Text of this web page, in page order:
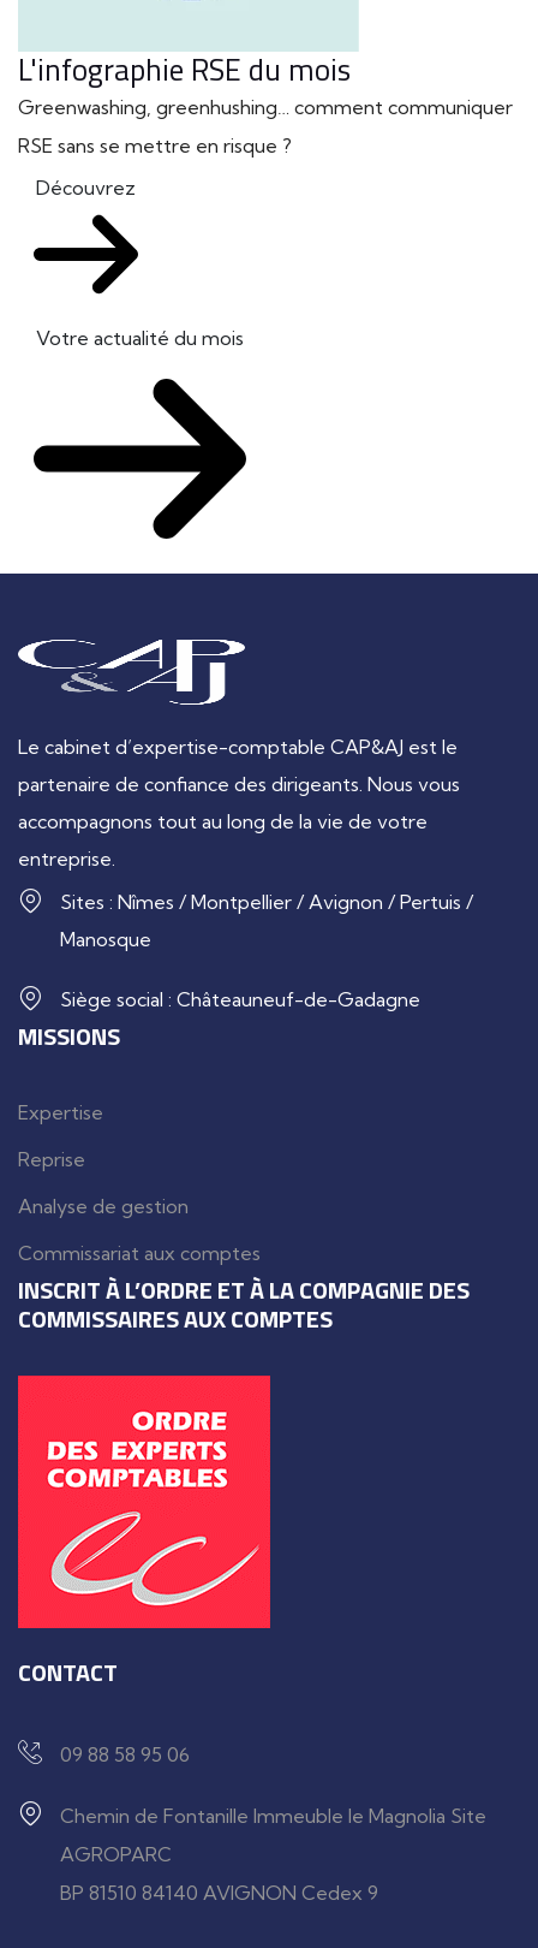
L'infographie RSE du mois
Greenwashing, greenhushing… comment communiquer
RSE sans se mettre en risque ?
Découvrez
Votre actualité du mois
Le cabinet d’expertise-comptable CAP&AJ est le
partenaire de confiance des dirigeants. Nous vous
accompagnons tout au long de la vie de votre
entreprise.
Sites : Nîmes / Montpellier / Avignon / Pertuis /
Manosque
Siège social : Châteauneuf-de-Gadagne
MISSIONS
Expertise
Reprise
Analyse de gestion
Commissariat aux comptes
INSCRIT À L’ORDRE ET À LA COMPAGNIE DES
COMMISSAIRES AUX COMPTES
CONTACT
09 88 58 95 06
Chemin de Fontanille Immeuble le Magnolia Site
AGROPARC
BP 81510 84140 AVIGNON Cedex 9